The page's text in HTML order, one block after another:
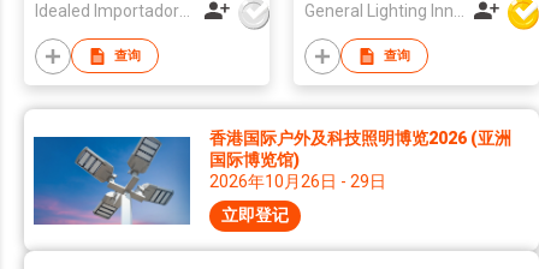
Idealed Importadora e Distribuidora de Lampadas e Luminarias Ltda Epp
查询
General Lighting Innovation Limited
查询
香港国际户外及科技照明博览2026 (亚洲
国际博览馆)
2026年10月26日 - 29日
立即登记